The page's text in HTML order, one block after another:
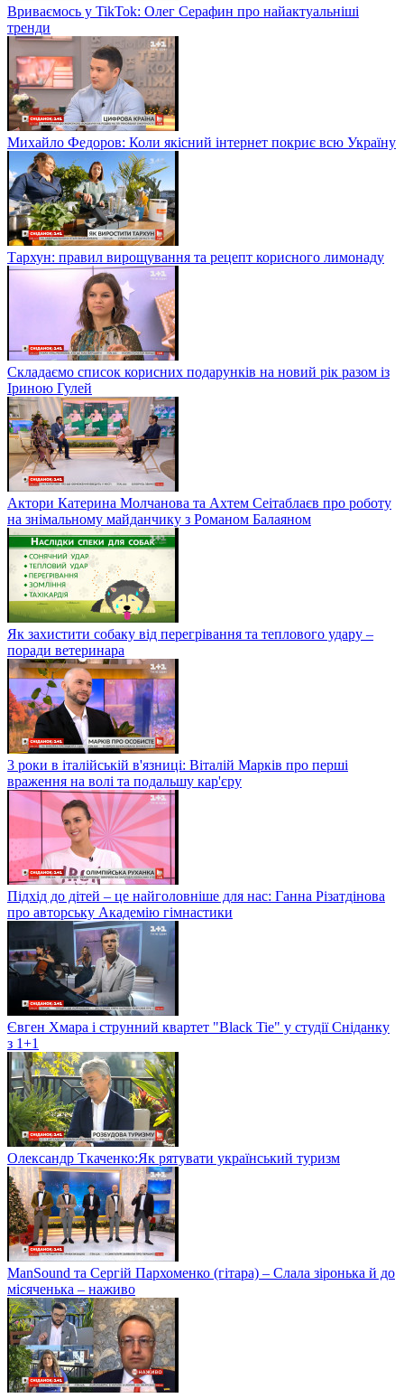
Вриваємось у TikTok: Олег Серафин про найактуальніші
тренди
Михайло Федоров: Коли якісний інтернет покриє всю Україну
Тархун: правил вирощування та рецепт корисного лимонаду
Складаємо список корисних подарунків на новий рік разом із
Іриною Гулей
Актори Катерина Молчанова та Ахтем Сеітаблаєв про роботу
на знімальному майданчику з Романом Балаяном
Як захистити собаку від перегрівання та теплового удару –
поради ветеринара
3 роки в італійській в'язниці: Віталій Марків про перші
враження на волі та подальшу кар'єру
Підхід до дітей – це найголовніше для нас: Ганна Різатдінова
про авторську Академію гімнастики
Євген Хмара і струнний квартет "Black Tie" у студії Сніданку
з 1+1
Олександр Ткаченко:Як рятувати український туризм
ManSound та Сергій Пархоменко (гітара) – Слала зіронька й до
місяченька – наживо